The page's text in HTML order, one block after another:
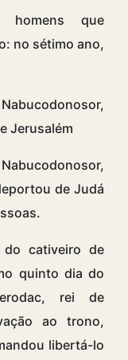
que
no sétimo ano,
Jerusalém
de Judá
cativeiro de
quinto dia do
rei de
ao trono,
libertá-lo